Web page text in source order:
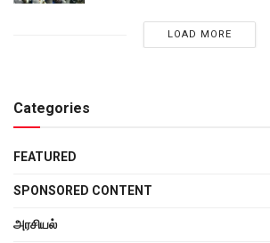
LOAD MORE
Categories
FEATURED
SPONSORED CONTENT
அரசியல்